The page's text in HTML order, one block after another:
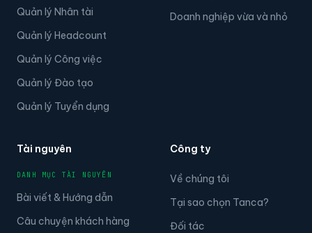
Quản lý Nhân tài
Quản lý Headcount
Quản lý Công việc
Quản lý Đào tạo
Quản lý Tuyển dụng
Doanh nghiệp vừa và nhỏ
Tài nguyên
DANH MỤC TÀI NGUYÊN
Bài viết & Hướng dẫn
Câu chuyện khách hàng
Công ty
Về chúng tôi
Tại sao chọn Tanca?
Đối tác